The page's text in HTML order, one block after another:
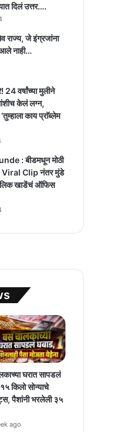
दिलं उत्तर….
राज्य, जे इंग्रजांना
नाही…
वर्षांच्या मुलीने
केलं लग्न,
काय प्राॅब्लेम
: बीडमधून मोठी
Viral Clip नंतर मुंडे
खाडेंचं ऑफिस
घरात सापडलं
किलो सोन्याचे
पैशांनी भरलेली ३५
ago